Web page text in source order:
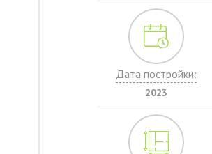
Дата постройки:
2023